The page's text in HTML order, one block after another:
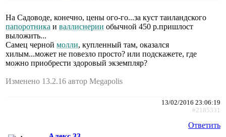
На Садоводе, конечно, цены ого-го...за куст таиландского
папоротника и валлиснерии обычной 450 р.пришлост
выложить...
Самец черной молли, купленный там, оказался
хилым...может не повезло просто? или подскажете, где
можно приобрести здоровый экземпляр?
Изменено 13.2.16 автор Megapolis
13/02/2016 23:06:19
#2185331
Ответить